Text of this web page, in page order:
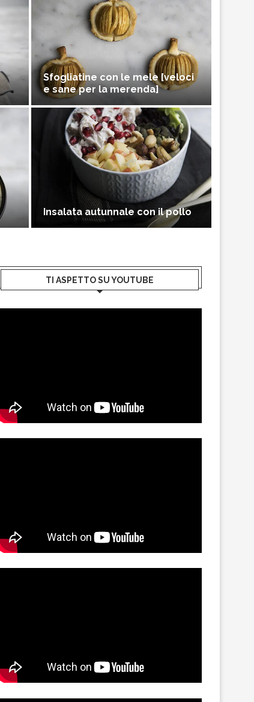
Sfogliatine con le mele [veloci
e sane per la merenda]
Insalata autunnale con il pollo
TI ASPETTO SU YOUTUBE